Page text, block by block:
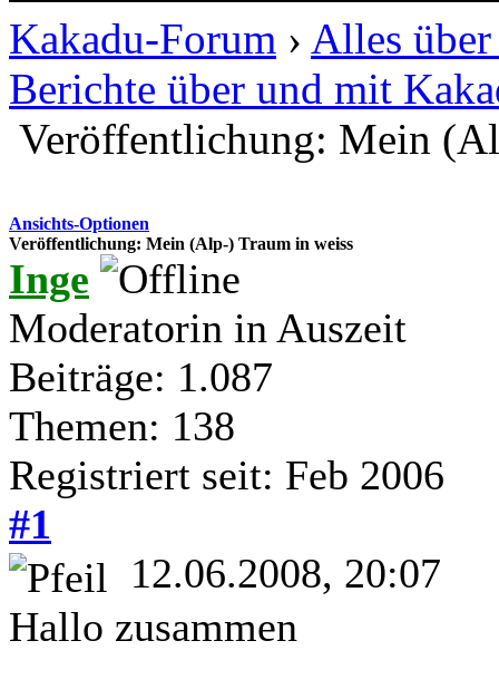
Kakadu-Forum › Alles
Berichte über und mit
Veröffentlichung: Mein
Ansichts-Optionen
Veröffentlichung: Mein (Alp-) Traum in weiss
Inge
Moderatorin in Auszeit
Beiträge: 1.087
Themen: 138
Registriert seit: Feb 2006
#1
12.06.2008, 20:07
Hallo zusammen